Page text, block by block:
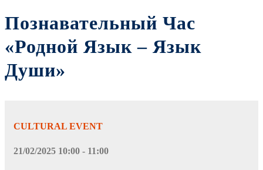
Познавательный Час
«Родной Язык – Язык
Души»
CULTURAL EVENT
21/02/2025 10:00 - 11:00